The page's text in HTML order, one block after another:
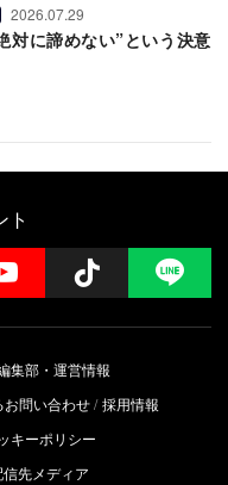
2026.07.29
対に諦めない”という決意
ト
YouTube Follow
集部・運営情報
お問い合わせ 採用情報
キーポリシー
先メディア